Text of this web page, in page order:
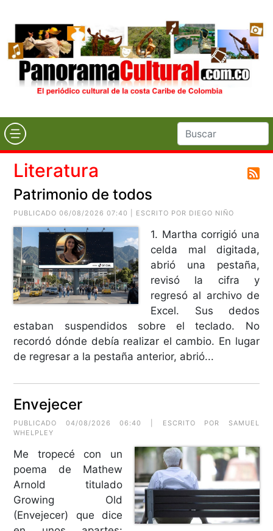
Literatura
Patrimonio de todos
PUBLICADO 06/08/2026 07:40 | ESCRITO POR DIEGO NIÑO
1. Martha corrigió una
celda mal digitada,
abrió una pestaña,
revisó la cifra y
regresó al archivo de
Excel. Sus dedos
estaban suspendidos sobre el teclado. No
recordó dónde debía realizar el cambio. En lugar
de regresar a la pestaña anterior, abrió...
Envejecer
PUBLICADO 04/08/2026 06:40 | ESCRITO POR
SAMUEL
WHELPLEY
Me tropecé con un
poema de Mathew
Arnold titulado
Growing Old
(Envejecer) que dice